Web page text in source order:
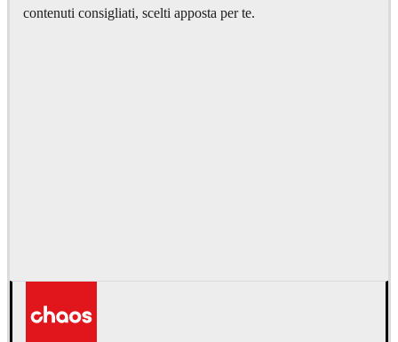
contenuti consigliati, scelti apposta per te.